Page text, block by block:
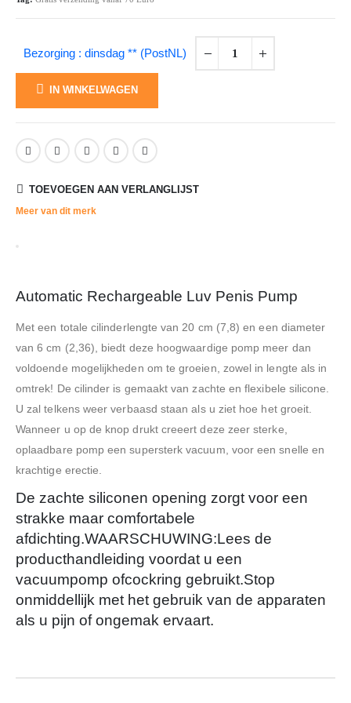
Bezorging : dinsdag ** (PostNL)
IN WINKELWAGEN
TOEVOEGEN AAN VERLANGLIJST
Meer van dit merk
Automatic Rechargeable Luv Penis Pump
Met een totale cilinderlengte van 20 cm (7,8) en een diameter
van 6 cm (2,36), biedt deze hoogwaardige pomp meer dan
voldoende mogelijkheden om te groeien, zowel in lengte als in
omtrek! De cilinder is gemaakt van zachte en flexibele silicone.
U zal telkens weer verbaasd staan als u ziet hoe het groeit.
Wanneer u op de knop drukt creeert deze zeer sterke,
oplaadbare pomp een supersterk vacuum, voor een snelle en
krachtige erectie.
De zachte siliconen opening zorgt voor een
strakke maar comfortabele
afdichting.WAARSCHUWING:Lees de
producthandleiding voordat u een
vacuumpomp ofcockring gebruikt.Stop
onmiddellijk met het gebruik van de apparaten
als u pijn of ongemak ervaart.